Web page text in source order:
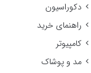
دکوراسیون
راهنمای خرید
کامپیوتر
مد و پوشاک